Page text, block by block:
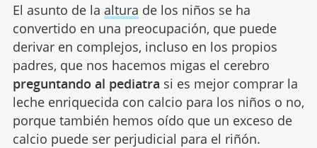
El asunto de la altura de los niños se ha
convertido en una preocupación, que puede
derivar en complejos, incluso en los propios
padres, que nos hacemos migas el cerebro
preguntando al pediatra si es mejor comprar la
leche enriquecida con calcio para los niños o no,
porque también hemos oído que un exceso de
calcio puede ser perjudicial para el riñón.